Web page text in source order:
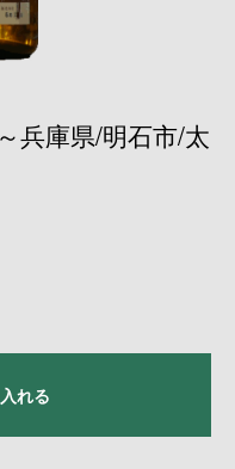
兵庫県/明石市/太
れる